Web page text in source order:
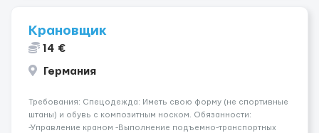
Крановщик
14 €
Германия
Требования: Спецодежда: Иметь свою форму (не спортивные
штаны) и обувь с композитным носком. Обязанности:
-Управление краном -Выполнение подъемно-транспортных